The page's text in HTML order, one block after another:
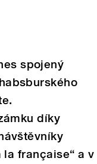
spojený
díky
française“ a v